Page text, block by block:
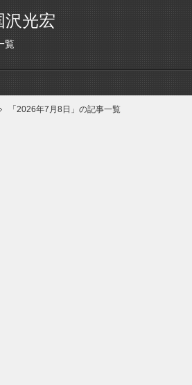
沢光宏
覧
「2026年7月8日」の記事一覧